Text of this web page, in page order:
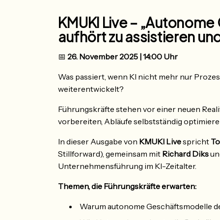
KMUKI Live –
aufhört zu assistieren
📅 26. November 2025 | 14:00 Uhr
Was passiert, wenn KI nicht mehr nur
weiterentwickelt?
Führungskräfte stehen vor einer neuen
vorbereiten, Abläufe selbstständig
In dieser Ausgabe von KMUKI Livespricht
Stillforward), gemeinsam mit Richard Diks
Unternehmensführung im KI-Zeitalter.
Themen, die Führungskräfte erwarten:
Warum autonome Geschäftsmodelle